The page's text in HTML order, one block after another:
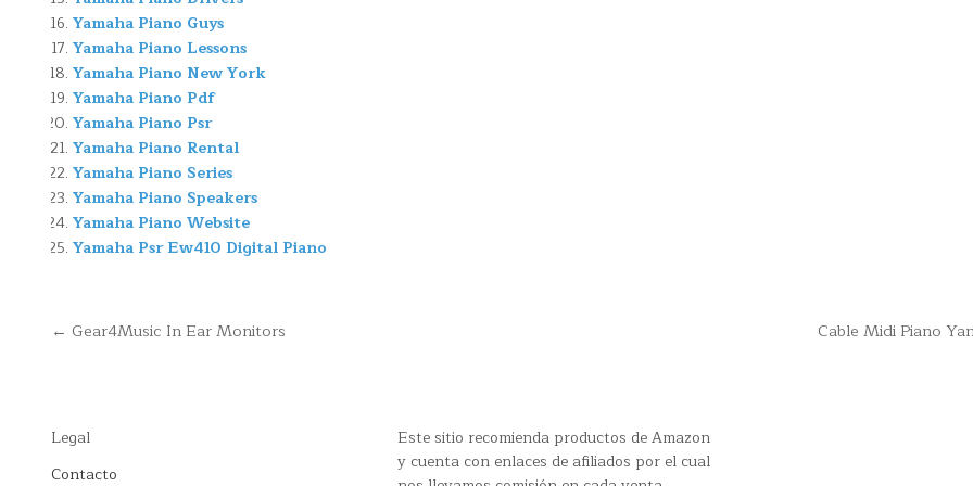
Yamaha Piano Guys
Yamaha Piano Lessons
Yamaha Piano New York
Yamaha Piano Pdf
Yamaha Piano Psr
Yamaha Piano Rental
Yamaha Piano Series
Yamaha Piano Speakers
Yamaha Piano Website
Yamaha Psr Ew410 Digital Piano
Navegación Cable Midi Piano
← Gear4Music In Ear Monitors
Legal
Contacto
Este sitio recomienda productos de Amazon
y cuenta con enlaces de afiliados por el cual